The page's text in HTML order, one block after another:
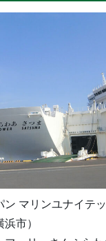
ン マリンユナイテ
市）